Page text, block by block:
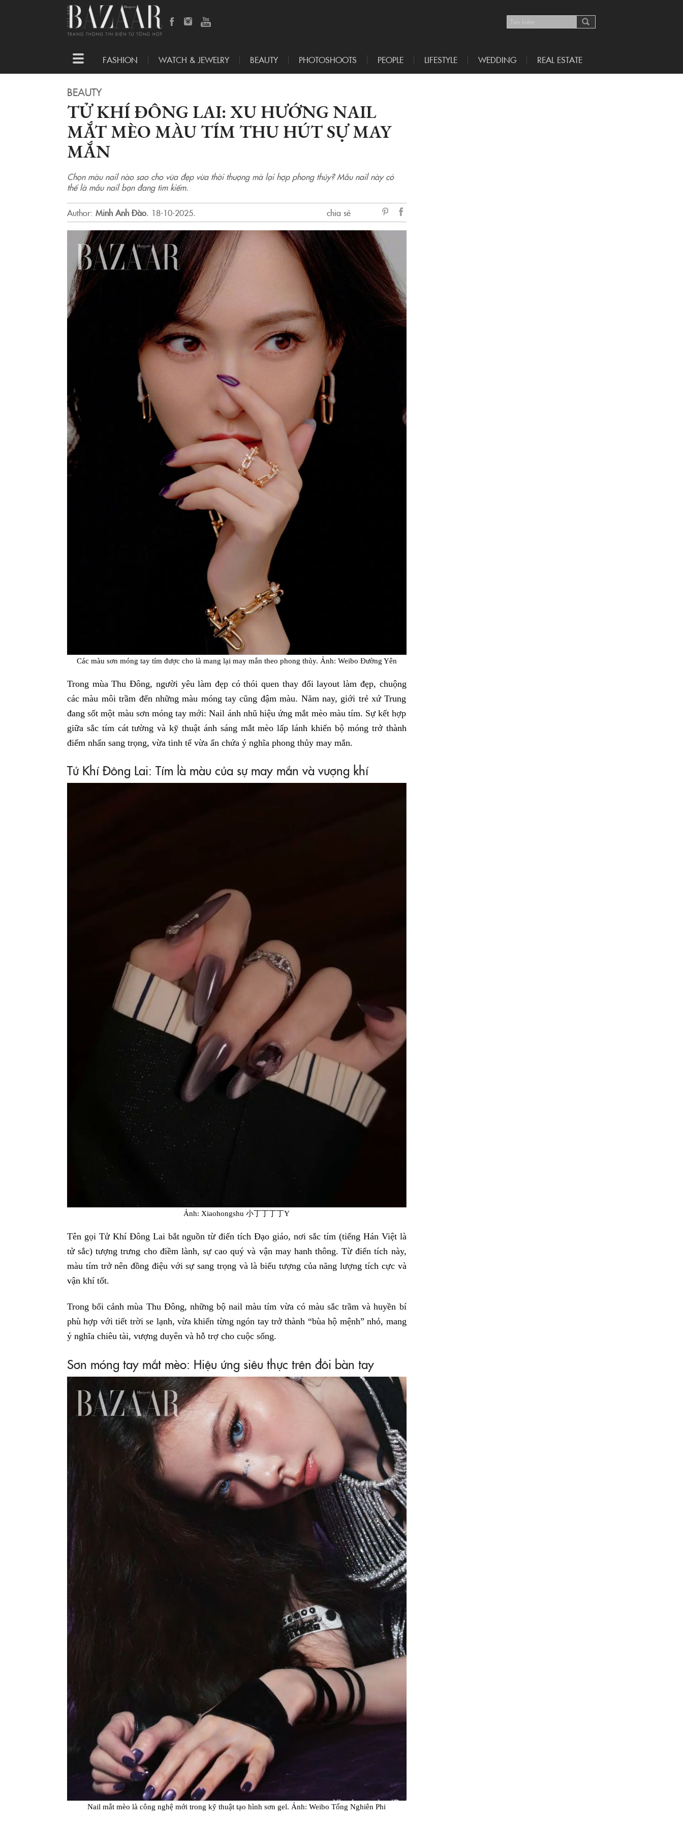
Toggle
navigation
FASHION WATCH & JEWELRY BEAUTY PHOTOSHOOTS PEOPLE LIFESTYLE WEDDING REAL ESTATE
BEAUTY
TỬ KHÍ ĐÔNG LAI: XU HƯỚNG NAIL
MẮT MÈO MÀU TÍM THU HÚT SỰ MAY
MẮN
Chọn màu nail nào sao cho vừa đẹp vừa thời thượng mà lại hợp phong thủy? Mẫu nail này có
thể là mẫu nail bạn đang tìm kiếm.
Author: Minh Anh Đào. 18-10-2025.
chia sẻ
Các màu sơn móng tay tím được cho là mang lại may mắn theo phong thủy. Ảnh: Weibo Đường Yên
Trong mùa Thu Đông, người yêu làm đẹp có thói quen thay đổi layout làm đẹp, chuộng
các màu môi trầm đến những màu móng tay cũng đậm màu. Năm nay, giới trẻ xứ Trung
đang sốt một màu sơn móng tay mới: Nail ánh nhũ hiệu ứng mắt mèo màu tím. Sự kết hợp
giữa sắc tím cát tường và kỹ thuật ánh sáng mắt mèo lấp lánh khiến bộ móng trở thành
điểm nhấn sang trọng, vừa tinh tế vừa ẩn chứa ý nghĩa phong thủy may mắn.
Tử Khí Đông Lai: Tím là màu của sự may mắn và vượng khí
Ảnh: Xiaohongshu 小丁丁丁丁Y
Tên gọi Tử Khí Đông Lai bắt nguồn từ điển tích Đạo giáo, nơi sắc tím (tiếng Hán Việt là
tử sắc) tượng trưng cho điềm lành, sự cao quý và vận may hanh thông. Từ điển tích này,
màu tím trở nên đồng điệu với sự sang trọng và là biểu tượng của năng lượng tích cực và
vận khí tốt.
Trong bối cảnh mùa Thu Đông, những bộ nail màu tím vừa có màu sắc trầm và huyền bí
phù hợp với tiết trời se lạnh, vừa khiến từng ngón tay trở thành “bùa hộ mệnh” nhỏ, mang
ý nghĩa chiêu tài, vượng duyên và hỗ trợ cho cuộc sống.
Sơn móng tay mắt mèo: Hiệu ứng siêu thực trên đôi bàn tay
Nail mắt mèo là công nghệ mới trong kỹ thuật tạo hình sơn gel. Ảnh: Weibo Tống Nghiên Phi